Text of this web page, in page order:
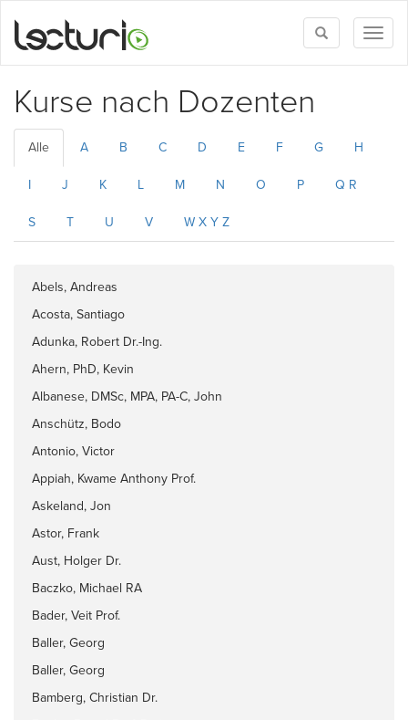
Toggle
search
Kurse nach Dozenten
Alle A B C D E F G H
I J K L M N O P Q R
S T U V W X Y Z
Abels, Andreas
Acosta, Santiago
Adunka, Robert Dr.-Ing.
Ahern, PhD, Kevin
Albanese, DMSc, MPA, PA-C, John
Anschütz, Bodo
Antonio, Victor
Appiah, Kwame Anthony Prof.
Askeland, Jon
Astor, Frank
Aust, Holger Dr.
Baczko, Michael RA
Bader, Veit Prof.
Baller, Georg
Baller, Georg
Bamberg, Christian Dr.